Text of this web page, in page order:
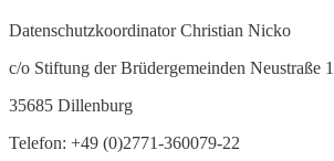
Datenschutzkoordinator Christian Nicko
c/o Stiftung der Brüdergemeinden Neustraße
35685 Dillenburg
Telefon: +49 (0)2771-360079-22